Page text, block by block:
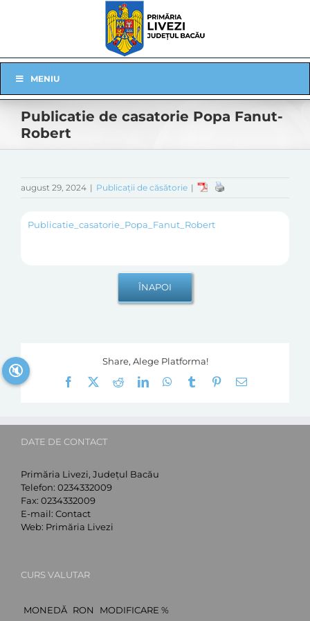
Navigation
MENIU
Publicatie de casatorie Popa Fanut-
Robert
august 29, 2024 | Publicații de căsătorie |
Publicatie_casatorie_Popa_Fanut_Robert
Share, Alege Platforma!
Facebook
RedditLinkedInWhatsApp
Tumblr Pinterest
E-
DATE DE CONTACT
Primăria Livezi, Județul Bacău
Telefon: 0234332009
Fax: 0234332009
E-mail: Contact
Web: Primăria Livezi
CURS VALUTAR
MONEDĂ RON
MODIFICARE %
🔇